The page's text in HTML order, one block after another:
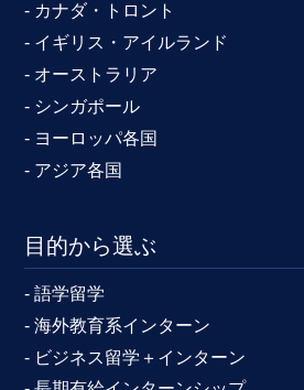
- カナダ・トロント
- イギリス・アイルランド
- オーストラリア
- シンガポール
- ヨーロッパ各国
- アジア各国
目的から選ぶ
- 語学留学
- 海外教育系インターン
- ビジネス留学＋インターン